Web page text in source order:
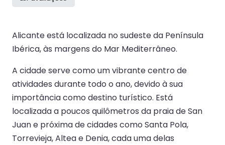
Alicante está localizada no sudeste da Península
Ibérica, às margens do Mar Mediterrâneo.
A cidade serve como um vibrante centro de
atividades durante todo o ano, devido à sua
importância como destino turístico. Está
localizada a poucos quilômetros da praia de San
Juan e próxima de cidades como Santa Pola,
Torrevieja, Altea e Denia, cada uma delas